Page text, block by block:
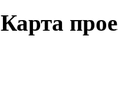
Карта